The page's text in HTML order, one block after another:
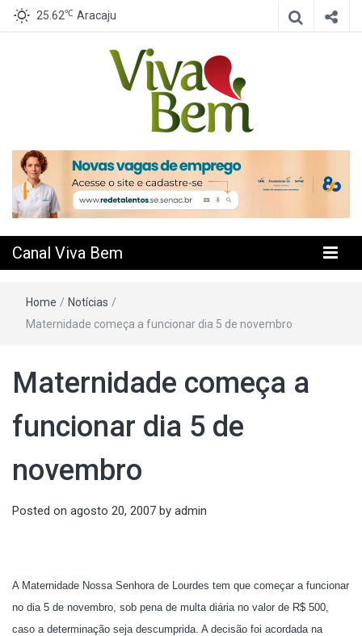
25.62℃ Aracaju
Canal Viva
Bem
Canal Viva Bem
Home / Notícias /
Maternidade começa a funcionar dia 5 de novembro
Maternidade começa a
funcionar dia 5 de
novembro
Posted on agosto 20, 2007 by admin
A Maternidade Nossa Senhora de Lourdes tem que começar a funcionar
no dia 5 de novembro, sob pena de multa diária no valor de R$ 500,
caso a determinação seja descumprida. A decisão foi acordada na